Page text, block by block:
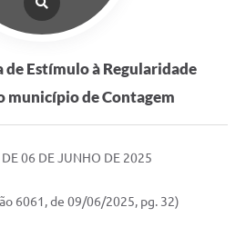
de Estímulo à Regularidade
município de Contagem
06 DE JUNHO DE 2025
6061, de 09/06/2025, pg. 32)